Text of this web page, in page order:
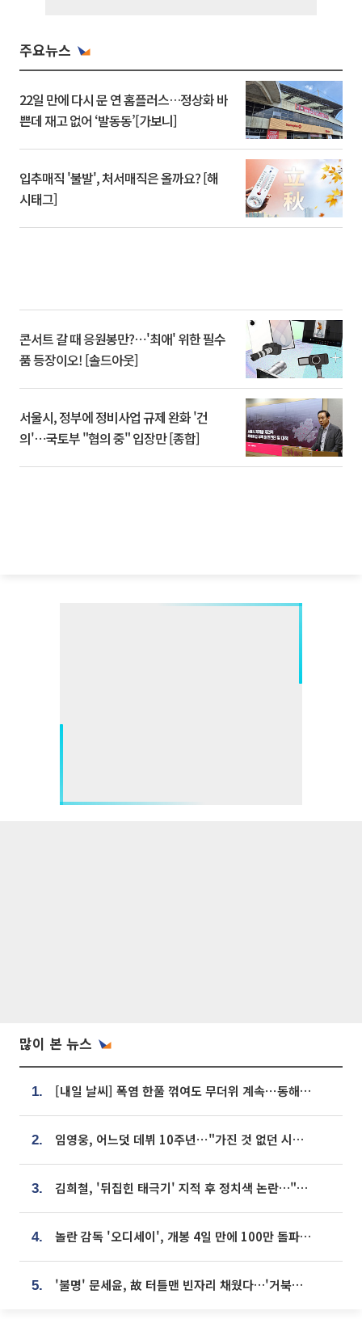
주요뉴스
22일 만에 다시 문 연 홈플러스…정상화 바
쁜데 재고 없어 ‘발동동’[가보니]
입추매직 '불발', 처서매직은 올까요? [해
시태그]
콘서트 갈 때 응원봉만?⋯'최애' 위한 필수
품 등장이오! [솔드아웃]
서울시, 정부에 정비사업 규제 완화 '건
의'⋯국토부 "협의 중" 입장만 [종합]
많이 본 뉴스
1. [내일 날씨] 폭염 한풀 꺾여도 무더위 계속⋯동해안 이틀 연속 비
2. 임영웅, 어느덧 데뷔 10주년⋯"가진 것 없던 시절, 내 앞엔 20명의 팬뿐"
3. 김희철, '뒤집힌 태극기' 지적 후 정치색 논란…"좌우 떠나 우리나라 국기"
4. 놀란 감독 '오디세이', 개봉 4일 만에 100만 돌파⋯'왕사남' 보다 빠르다
5. '불명' 문세윤, 故 터틀맨 빈자리 채웠다…'거북이' 눈물의 최종 우승